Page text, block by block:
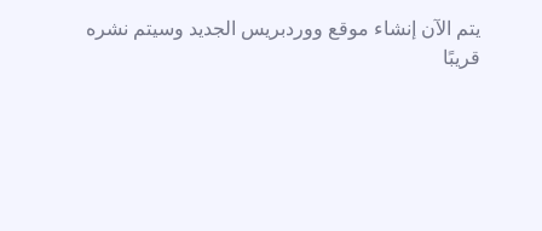
يتم الآن إنشاء موقع ووردبريس الجديد وسيتم نشره
قريبًا